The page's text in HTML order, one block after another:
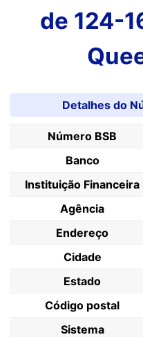
de 124-
Detalhes do
Número BSB
Banco
Instituição Financeira
Agência
Endereço
Cidade
Estado
Código postal
Sistema